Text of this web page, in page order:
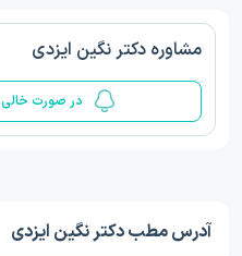
مشاوره دکتر نگین ایزدی
در صورت
آدرس مطب دکتر نگین ایزدی